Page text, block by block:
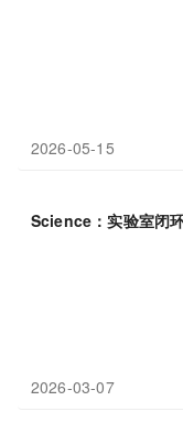
2026-05-15
Science：实验室闭
2026-03-07